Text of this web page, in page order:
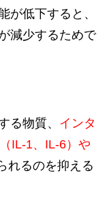
が低下すると、
減少するためで
る物質、 インタ
IL-1、IL-6）や
れるのを抑える